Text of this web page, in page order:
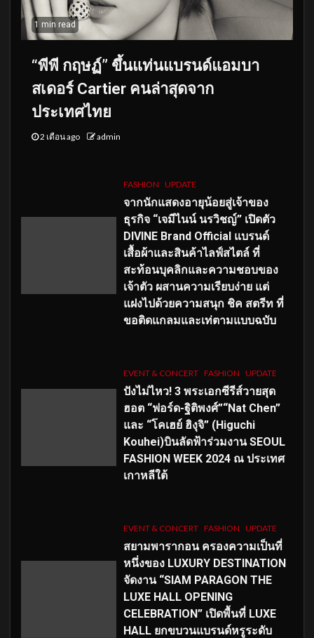
1 min read
“พีพี กฤษฏ์” ขึ้นแท่นแบรนด์แอมบา
สเดอร์ Cartier คนล่าสุดจาก
ประเทศไทย
2 เดือน ago admin
FASHION UPDATE
จากนักแสดงอายุน้อยสู่เจ้าของ
ธุรกิจ “เจมีไนน์ นรวิชญ์” เปิดตัว
DIVINE Brand Official แบรนด์
เสื้อผ้าและสินค้าไลฟ์สไตล์ ที่
สะท้อนบุคลิกและความชอบของ
เจ้าตัว ผสานความเรียบง่าย แต่
แฝงไปด้วยความสนุก ชิค สตรีท ที่
ขอติดแกลมและเท่ตามแบบฉบับ
EVENT & CONCERT FASHION UPDATE
ปังไม่ไหว! 3 พระเอกซีรีส์วายสุด
ฮอต “ฟอร์ด-ฐิติพงศ์”“Nat Chen”
และ “โคเฮย์ ฮิงุจิ” (Higuchi
Kouhei)บินลัดฟ้าร่วมงาน SEOUL
FASHION WEEK 2024 ณ ประเทศ
เกาหลีใต้
EVENT & CONCERT FASHION UPDATE
สยามพารากอน ครองความเป็นที่
หนึ่งของ LUXURY DESTINATION
จัดงาน “SIAM PARAGON THE
LUXE HALL OPENING
CELEBRATION” เปิดพื้นที่ LUXE
HALL ยกขบวนแบรนด์หรูระดับ